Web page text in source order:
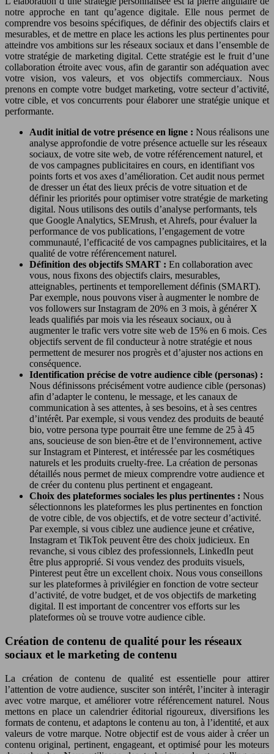
notre approche en tant qu’agence digitale. Elle nous permet de
comprendre vos besoins spécifiques, de définir des objectifs clairs et
mesurables, et de mettre en place les actions les plus pertinentes pour
atteindre vos ambitions sur les réseaux sociaux et dans l’ensemble de
votre stratégie de marketing digital. Cette stratégie est le fruit d’une
collaboration étroite avec vous, afin de garantir son adéquation avec
votre vision, vos valeurs, et vos objectifs commerciaux. Nous
prenons en compte votre budget marketing, votre secteur d’activité,
votre cible, et vos concurrents pour élaborer une stratégie unique et
performante.
Audit initial de votre présence en ligne : Nous réalisons une
analyse approfondie de votre présence actuelle sur les réseaux
sociaux, de votre site web, de votre référencement naturel, et
de vos campagnes publicitaires en cours, en identifiant vos
points forts et vos axes d’amélioration. Cet audit nous permet
de dresser un état des lieux précis de votre situation et de
définir les priorités pour optimiser votre stratégie de marketing
digital. Nous utilisons des outils d’analyse performants, tels
que Google Analytics, SEMrush, et Ahrefs, pour évaluer la
performance de vos publications, l’engagement de votre
communauté, l’efficacité de vos campagnes publicitaires, et la
qualité de votre référencement naturel.
Définition des objectifs SMART : En collaboration avec
vous, nous fixons des objectifs clairs, mesurables,
atteignables, pertinents et temporellement définis (SMART).
Par exemple, nous pouvons viser à augmenter le nombre de
vos followers sur Instagram de 20% en 3 mois, à générer X
leads qualifiés par mois via les réseaux sociaux, ou à
augmenter le trafic vers votre site web de 15% en 6 mois. Ces
objectifs servent de fil conducteur à notre stratégie et nous
permettent de mesurer nos progrès et d’ajuster nos actions en
conséquence.
Identification précise de votre audience cible (personas) :
Nous définissons précisément votre audience cible (personas)
afin d’adapter le contenu, le message, et les canaux de
communication à ses attentes, à ses besoins, et à ses centres
d’intérêt. Par exemple, si vous vendez des produits de beauté
bio, votre persona type pourrait être une femme de 25 à 45
ans, soucieuse de son bien-être et de l’environnement, active
sur Instagram et Pinterest, et intéressée par les cosmétiques
naturels et les produits cruelty-free. La création de personas
détaillés nous permet de mieux comprendre votre audience et
de créer du contenu plus pertinent et engageant.
Choix des plateformes sociales les plus pertinentes : Nous
sélectionnons les plateformes les plus pertinentes en fonction
de votre cible, de vos objectifs, et de votre secteur d’activité.
Par exemple, si vous ciblez une audience jeune et créative,
Instagram et TikTok peuvent être des choix judicieux. En
revanche, si vous ciblez des professionnels, LinkedIn peut
être plus approprié. Si vous vendez des produits visuels,
Pinterest peut être un excellent choix. Nous vous conseillons
sur les plateformes à privilégier en fonction de votre secteur
d’activité, de votre budget, et de vos objectifs de marketing
digital. Il est important de concentrer vos efforts sur les
plateformes où se trouve votre audience cible.
Création de contenu de qualité pour les réseaux
sociaux et le marketing de contenu
La création de contenu de qualité est essentielle pour attirer
l’attention de votre audience, susciter son intérêt, l’inciter à interagir
avec votre marque, et améliorer votre référencement naturel. Nous
mettons en place un calendrier éditorial rigoureux, diversifions les
formats de contenu, et adaptons le contenu au ton, à l’identité, et aux
valeurs de votre marque. Notre objectif est de vous aider à créer un
contenu original, pertinent, engageant, et optimisé pour les moteurs